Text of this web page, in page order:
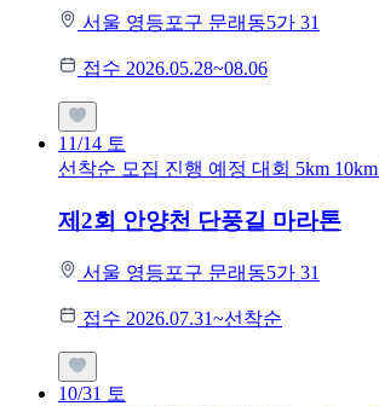
서울 영등포구 문래동5가 31
접수 2026.05.28~08.06
11/14 토
선착순 모집 진행 예정 대회 5km 10km
제2회 안양천 단풍길 마라톤
서울 영등포구 문래동5가 31
접수 2026.07.31~선착순
10/31 토